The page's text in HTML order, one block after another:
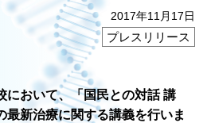
2017年11月17日
プレスリリース
において、「国民との対話 講
最新治療に関する講義を行いま